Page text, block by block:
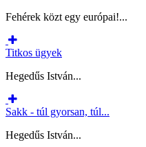
Fehérek közt egy európai!...
Titkos ügyek
Hegedűs István...
Sakk - túl gyorsan, túl...
Hegedűs István...